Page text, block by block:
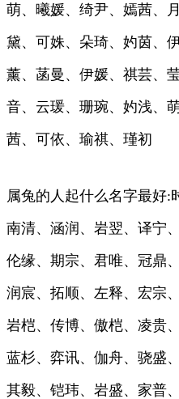
萌、曦媛、绮尹、嫣茜、
黛、可姝、朵琦、妁茵、
薰、菡曼、伊媛、祺芸、
音、云瑗、珊琬、妁浅、
茜、可依、瑜祺、瑾初
属兔的人起什么名字最好:
南清、涵润、岩翌、译宁
伦缘、期宗、君唯、冠鼎
润宸、拓顺、左释、宏宗
岩桤、传博、傲桤、凌贵
蓝杉、弈讯、伽舟、骁盛
其毅、铠玮、岩盛、家普